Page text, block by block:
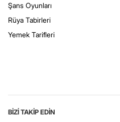
Şans Oyunları
Rüya Tabirleri
Yemek Tarifleri
BİZİ TAKİP EDİN